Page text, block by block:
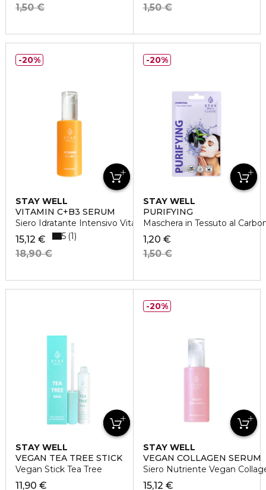
1,50 €
1,50 €
STAY WELL
VITAMIN C+B3 SERUM
Siero Idratante Intensivo Vitamina C
15,12 €
18,90 €
5 1
20%
STAY WELL
PURIFYING
Maschera in Tessuto al
1,20 €
1,50 €
20%
STAY WELL
VEGAN TEA TREE STICK
Vegan Stick Tea Tree
11,90 €
STAY WELL
VEGAN COLLAGEN SERUM
Siero Nutriente Vegan
15,12 €
20%